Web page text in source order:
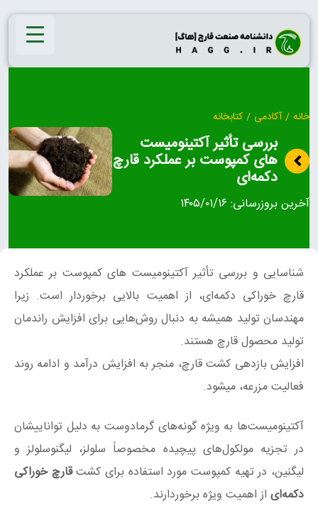
Skip
content
خانه / آکادمی / کتابخانه
بررسی تأثیر آکتینومیست‌
های کمپوست بر عملکرد قارچ
دکمه‌ای
آخرین بروزرسانی: ۱۴۰۵/۰۱/۱۶
شناسایی و بررسی تأثیر آکتینومیست‌ های کمپوست بر عملکرد
قارچ خوراکی دکمه‌ای، از اهمیت بالایی برخوردار است. زیرا
مهندسان تولید همیشه به دنبال روش‌هایی برای افزایش راندمان
تولید محصول قارچ هستند.
افزایش بازدهی کشت قارچ، منجر به افزایش درآمد و ادامه روند
فعالیت مزرعه، میشود.
آکتینومیست‌ها به‌ ویژه گونه‌‌های گرمادوست به دلیل تواناییشان
در تجزیه مولکول‌‌های پیچیده مخصوصاً سلولز، لیگنوسلولز و
لیگنین، در تهیه کمپوست مورد استفاده برای کشتقارچ خوراکی
دکمه‌ای از اهمیت ویژه برخوردارند.